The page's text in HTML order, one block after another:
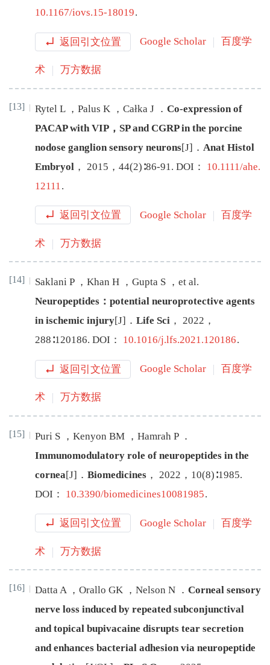
10.1167/iovs.15-18019.
返回引文位置 Google Scholar 百度学
术 万方数据
[13] Rytel L ， Palus K ， Całka J ． Co-expression of
PACAP with VIP，SP and CGRP in the porcine
nodose ganglion sensory neurons[J] ． Anat Histol
Embryol ， 2015 ， 44(2)∶86-91 . DOI： 10.1111/ahe.
12111.
返回引文位置 Google Scholar 百度学
术 万方数据
[14] Saklani P ， Khan H ， Gupta S ， et al.
Neuropeptides：potential neuroprotective agents
in ischemic injury[J] ． Life Sci ， 2022 ，
288 ∶120186. DOI： 10.1016/j.lfs.2021.120186.
返回引文位置 Google Scholar 百度学
术 万方数据
[15] Puri S ， Kenyon BM ， Hamrah P ．
Immunomodulatory role of neuropeptides in the
cornea[J] ． Biomedicines ， 2022 ， 10(8)∶1985.
DOI： 10.3390/biomedicines10081985.
返回引文位置 Google Scholar 百度学
术 万方数据
[16] DattaA ， Orallo GK ， Nelson N ． Corneal sensory
nerve loss induced by repeated subconjunctival
and topical bupivacaine disrupts tear secretion
and enhances bacterial adhesion via neuropeptide